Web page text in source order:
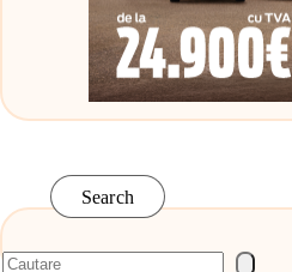
Search